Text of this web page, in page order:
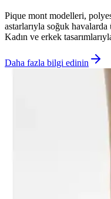
Pique mont modelleri,
astarlarıyla soğuk havalarda
Kadın ve erkek
Daha fazla bilgi edinin